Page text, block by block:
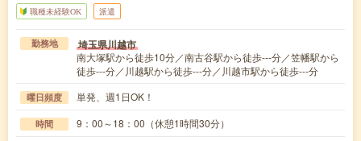
職種未経験OK 派遣
勤務地 埼玉県川越市
南大塚駅から徒歩10分／南古谷駅から徒歩---分／笠幡駅から
徒歩---分／川越駅から徒歩---分／川越市駅から徒歩---分
曜日頻度 単発、週1日OK！
時間 9：00～18：00（休憩1時間30分）